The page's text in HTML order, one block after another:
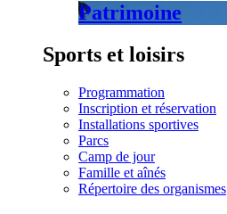
Patrimoine
Sports et loisirs
Programmation
Inscription et réservation
Installations sportives
Parcs
Camp de jour
Famille et aînés
Répertoire des organismes